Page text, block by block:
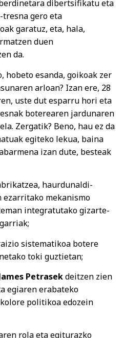
dibertsifikatu eta
tresna gero eta
garatuz, eta, hala,
duen
da.
esanda, goikoak zer
arloan? Izan ere, 28
uste dut esparru hori eta
boterearen jardunaren
Zergatik? Beno, hau ez da
egiteko lekua, baina
izan dute, besteak
haurdunaldi-
mekanismo
integratutako gizarte-
sistematikoa botere
toki guztietan;
Petrasekdeitzen zien
egiaren erabateko
politikoa edozein
rola eta egiturazko